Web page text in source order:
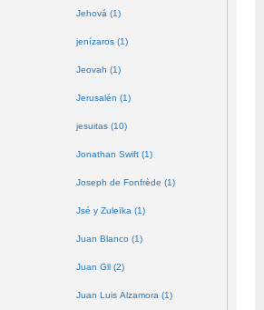
Jehová (1)
jenízaros (1)
Jeovah (1)
Jerusalén (1)
jesuitas (10)
Jonathan Swift (1)
Joseph de Fonfrède (1)
Jsé y Zuleïka (1)
Juan Blanco (1)
Juan Gil (2)
Juan Luis Alzamora (1)